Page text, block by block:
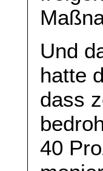
Und
hatte
dass
40